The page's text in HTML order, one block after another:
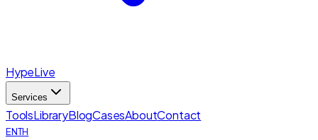
HypeLive
Services
ToolsLibraryBlogCasesAboutContact
ENTH